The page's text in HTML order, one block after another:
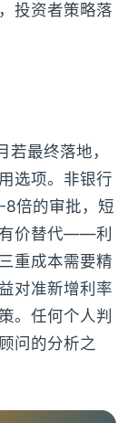
投资者策略落
最终落地，
选项。非银行
8倍的审批，短
价替代——利
重成本需要精
对准新增利率
。任何个人判
问的分析之